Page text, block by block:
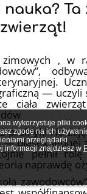
wykorzystuje pliki
zgodę na ich
przeglądarki.
informacji znajdziesz w
Ta
, w
— uczyli
ciała
praktyki Na
— piesek jednej
pełnił
naprawdę